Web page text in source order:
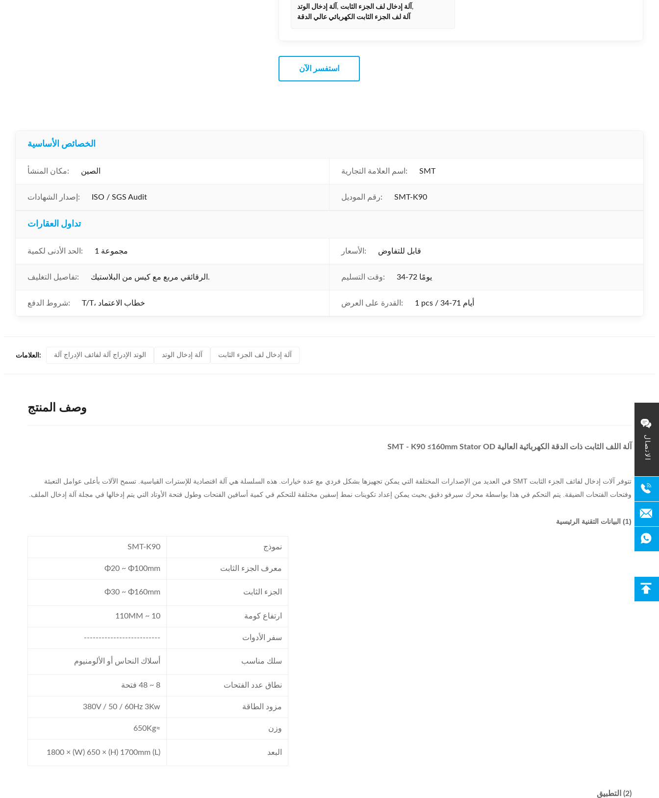
الاتصال
آلة إدخال الوتد , آلة إدخال لف الجزء الثابت ,
آلة لف الجزء الثابت الكهربائي عالي الدقة
استفسر الآن
الخصائص الأساسية
مكان المنشأ: الصين اسم العلامة التجارية: SMT
إصدار الشهادات: ISO / SGS Audit رقم الموديل: SMT-K90
تداول العقارات
الحد الأدنى لكمية: 1 مجموعة الأسعار: قابل للتفاوض
تفاصيل التغليف: الرقائقي مربع مع كيس من البلاستيك. وقت التسليم: 34-72 يومًا
شروط الدفع: T/T، خطاب الاعتماد القدرة على العرض: 1 pcs / 34-71 أيام
العلامات: الوتد الإدراج آلة لفائف الإدراج آلة آلة إدخال الوتد آلة إدخال لف الجزء الثابت
وصف المنتج
آلة اللف الثابت ذات الدقة الكهربائية العالية SMT - K90 ≤160mm Stator OD
تتوفر آلات إدخال لفائف الجزء الثابت SMT في العديد من الإصدارات المختلفة التي يمكن تجهيزها بشكل فردي مع عدة خيارات. هذه السلسلة هي آلة اقتصادية للإسترات القياسية.
تسمح الآلات بأعلى عوامل التعبئة
وفتحات الفتحات الضيقة.
يتم التحكم في هذا بواسطة محرك سيرفو دقيق بحيث يمكن إعداد تكوينات نمط إسفين مختلفة للتحكم في كمية أسافين الفتحات وطول فتحة الأوتاد التي يتم إدخالها في مجلة آلة إدخال الملف.
(1) البيانات التقنية الرئيسية
نموذج SMT-K90
معرف الجزء الثابت Φ20 ~ Φ100mm
الجزء الثابت Φ30 ~ Φ160mm
ارتفاع كومة 10 ~ 110MM
سفر الأدوات --------------------------
سلك مناسب أسلاك النحاس أو الألومنيوم
نطاق عدد الفتحات 8 ~ 48 فتحة
مزود الطاقة 380V / 50 / 60Hz 3Kw
وزن ≈650Kg
البعد (L) 1800 × (W) 650 × (H) 1700mm
(2) التطبيق